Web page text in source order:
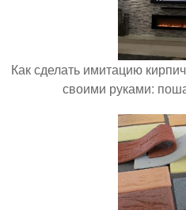
Как сделать имитацию
своими руками: